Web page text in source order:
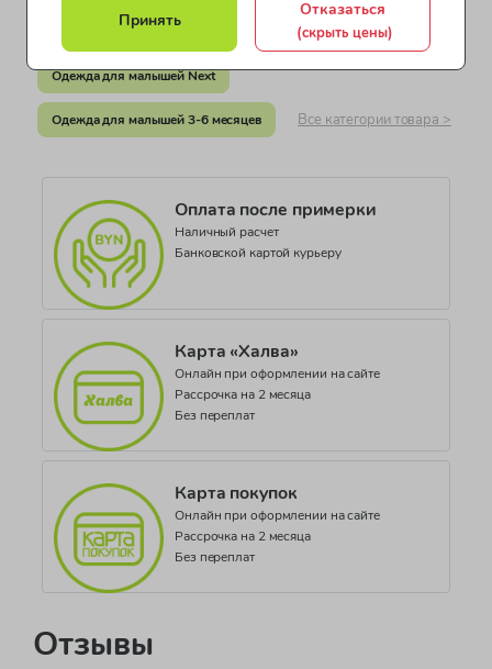
Документ о соответствии
СЕАЭС KG417/035.GB.02.06703
Коллекция
YG HERITAGE
Одежда для девочек от 5 до 7 лет
Одежда для малышей Next
Одежда для малышей 3-6 месяцев Все категории товара >
Оплата после примерки
Наличный расчет
Банковской картой курьеру
Карта «Халва»
Онлайн при оформлении на сайте
Рассрочка на 2 месяца
Без переплат
Карта покупок
Онлайн при оформлении на сайте
Рассрочка на 2 месяца
Без переплат
Отзывы
Принять
Отказаться
(скрыть цены)